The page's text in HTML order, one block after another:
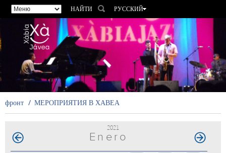
НАЙТИ
РУССКИЙ
ESPAÑOL
VALENCIÀ
FRANÇAIS
DEUTSCH
фронт МЕРОПРИЯТИЯ В ХАВЕА
2021
Enero